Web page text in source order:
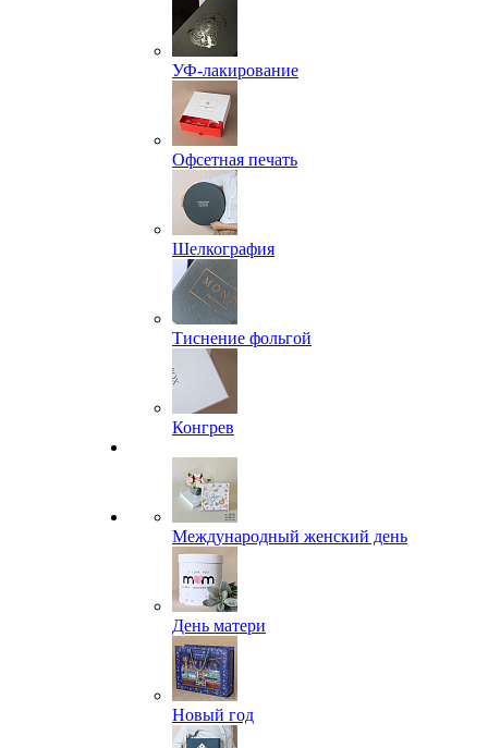
УФ-лакирование
Офсетная печать
Шелкография
Тиснение фольгой
Конгрев
Международный женский день
День матери
Новый год